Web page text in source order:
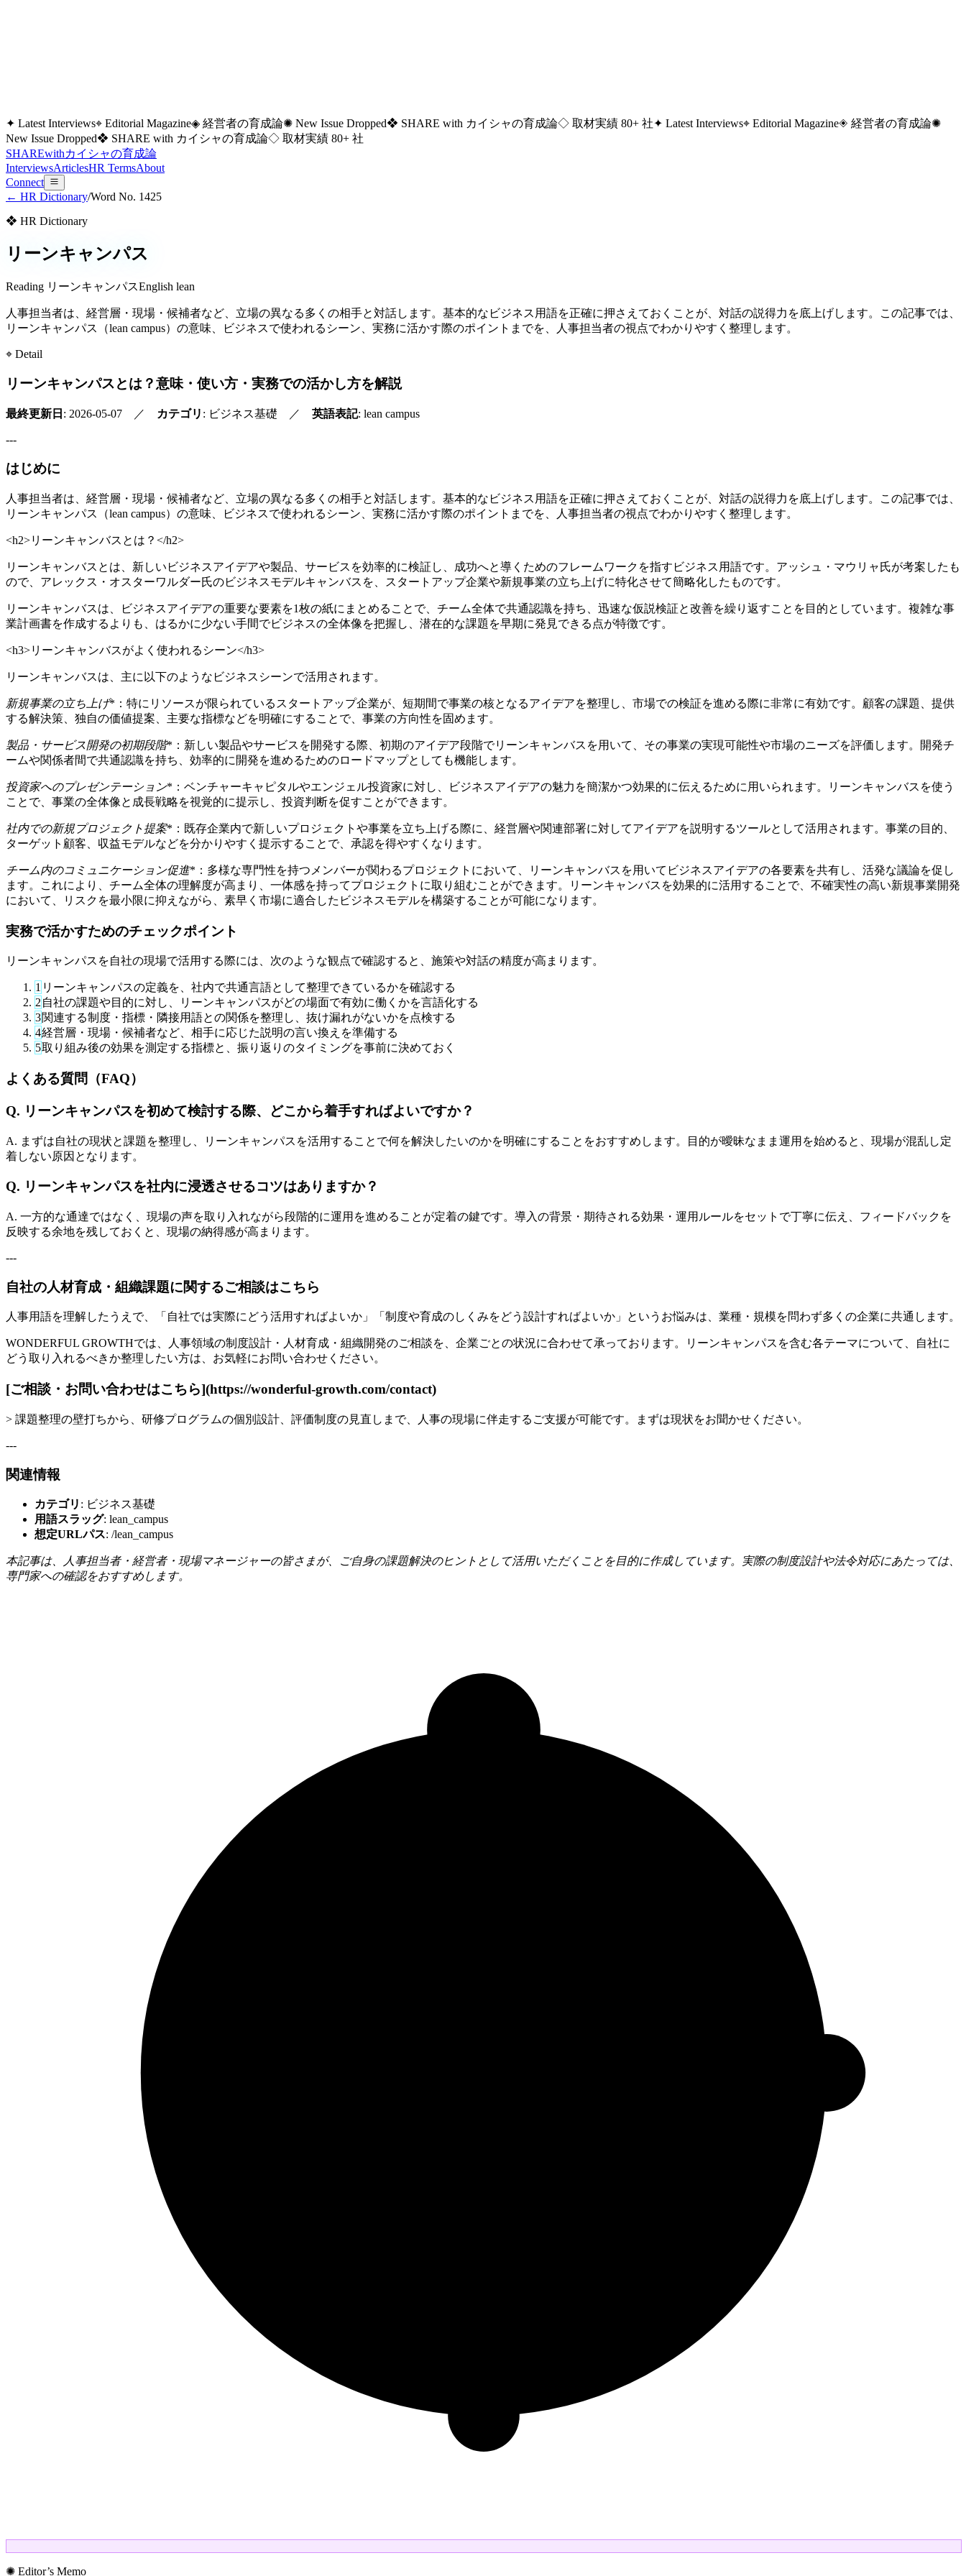
✦ Latest Interviews⌖ Editorial Magazine◈ 経営者の育成論✺ New Issue Dropped❖ SHARE with カイシャの育成論◇ 取材実績 80+ 社✦ Latest Interviews⌖ Editorial Magazine◈ 経営者の育成論✺
New Issue Dropped❖ SHARE with カイシャの育成論◇ 取材実績 80+ 社
SHAREwithカイシャの育成論
InterviewsArticlesHR TermsAbout
Connect
← HR Dictionary/Word No. 1425
❖ HR Dictionary
リーンキャンパス
Reading リーンキャンパスEnglish lean
人事担当者は、経営層・現場・候補者など、立場の異なる多くの相手と対話します。基本的なビジネス用語を正確に押さえておくことが、対話の説得力を底上げします。この記事では、
リーンキャンパス（lean campus）の意味、ビジネスで使われるシーン、実務に活かす際のポイントまでを、人事担当者の視点でわかりやすく整理します。
⌖ Detail
リーンキャンパスとは？意味・使い方・実務での活かし方を解説
最終更新日 : 2026-05-07 ／ カテゴリ : ビジネス基礎 ／ 英語表記: lean campus
---
はじめに
人事担当者は、経営層・現場・候補者など、立場の異なる多くの相手と対話します。基本的なビジネス用語を正確に押さえておくことが、対話の説得力を底上げします。この記事では、
リーンキャンパス（lean campus）の意味、ビジネスで使われるシーン、実務に活かす際のポイントまでを、人事担当者の視点でわかりやすく整理します。
<h2>リーンキャンバスとは？</h2>
リーンキャンバスとは、新しいビジネスアイデアや製品、サービスを効率的に検証し、成功へと導くためのフレームワークを指すビジネス用語です。アッシュ・マウリャ氏が考案したも
ので、アレックス・オスターワルダー氏のビジネスモデルキャンバスを、スタートアップ企業や新規事業の立ち上げに特化させて簡略化したものです。
リーンキャンバスは、ビジネスアイデアの重要な要素を1枚の紙にまとめることで、チーム全体で共通認識を持ち、迅速な仮説検証と改善を繰り返すことを目的としています。複雑な事
業計画書を作成するよりも、はるかに少ない手間でビジネスの全体像を把握し、潜在的な課題を早期に発見できる点が特徴です。
<h3>リーンキャンバスがよく使われるシーン</h3>
リーンキャンバスは、主に以下のようなビジネスシーンで活用されます。
新規事業の立ち上げ*：特にリソースが限られているスタートアップ企業が、短期間で事業の核となるアイデアを整理し、市場での検証を進める際に非常に有効です。顧客の課題、提供
する解決策、独自の価値提案、主要な指標などを明確にすることで、事業の方向性を固めます。
製品・サービス開発の初期段階*：新しい製品やサービスを開発する際、初期のアイデア段階でリーンキャンバスを用いて、その事業の実現可能性や市場のニーズを評価します。開発チ
ームや関係者間で共通認識を持ち、効率的に開発を進めるためのロードマップとしても機能します。
投資家へのプレゼンテーション*：ベンチャーキャピタルやエンジェル投資家に対し、ビジネスアイデアの魅力を簡潔かつ効果的に伝えるために用いられます。リーンキャンバスを使う
ことで、事業の全体像と成長戦略を視覚的に提示し、投資判断を促すことができます。
社内での新規プロジェクト提案*：既存企業内で新しいプロジェクトや事業を立ち上げる際に、経営層や関連部署に対してアイデアを説明するツールとして活用されます。事業の目的、
ターゲット顧客、収益モデルなどを分かりやすく提示することで、承認を得やすくなります。
チーム内のコミュニケーション促進*：多様な専門性を持つメンバーが関わるプロジェクトにおいて、リーンキャンバスを用いてビジネスアイデアの各要素を共有し、活発な議論を促し
ます。これにより、チーム全体の理解度が高まり、一体感を持ってプロジェクトに取り組むことができます。リーンキャンバスを効果的に活用することで、不確実性の高い新規事業開発
において、リスクを最小限に抑えながら、素早く市場に適合したビジネスモデルを構築することが可能になります。
実務で活かすためのチェックポイント
リーンキャンパスを自社の現場で活用する際には、次のような観点で確認すると、施策や対話の精度が高まります。
1 リーンキャンパスの定義を、社内で共通言語として整理できているかを確認する
2自社の課題や目的に対し、リーンキャンパスがどの場面で有効に働くかを言語化する
3関連する制度・指標・隣接用語との関係を整理し、抜け漏れがないかを点検する
4経営層・現場・候補者など、相手に応じた説明の言い換えを準備する
5取り組み後の効果を測定する指標と、振り返りのタイミングを事前に決めておく
よくある質問（FAQ）
Q. リーンキャンパスを初めて検討する際、どこから着手すればよいですか？
A. まずは自社の現状と課題を整理し、リーンキャンパスを活用することで何を解決したいのかを明確にすることをおすすめします。目的が曖昧なまま運用を始めると、現場が混乱し定
着しない原因となります。
Q. リーンキャンパスを社内に浸透させるコツはありますか？
A. 一方的な通達ではなく、現場の声を取り入れながら段階的に運用を進めることが定着の鍵です。導入の背景・期待される効果・運用ルールをセットで丁寧に伝え、フィードバックを
反映する余地を残しておくと、現場の納得感が高まります。
---
自社の人材育成・組織課題に関するご相談はこちら
人事用語を理解したうえで、「自社では実際にどう活用すればよいか」「制度や育成のしくみをどう設計すればよいか」というお悩みは、業種・規模を問わず多くの企業に共通します。
WONDERFUL GROWTHでは、人事領域の制度設計・人材育成・組織開発のご相談を、企業ごとの状況に合わせて承っております。リーンキャンパスを含む各テーマについて、自社に
どう取り入れるべきか整理したい方は、お気軽にお問い合わせください。
[ご相談・お問い合わせはこちら](https://wonderful-growth.com/contact)
> 課題整理の壁打ちから、研修プログラムの個別設計、評価制度の見直しまで、人事の現場に伴走するご支援が可能です。まずは現状をお聞かせください。
---
関連情報
カテゴリ : ビジネス基礎
用語スラッグ: lean_campus
想定URLパス: /lean_campus
本記事は、人事担当者・経営者・現場マネージャーの皆さまが、ご自身の課題解決のヒントとして活用いただくことを目的に作成しています。実際の制度設計や法令対応にあたっては、
専門家への確認をおすすめします。
✺ Editor’s Memo